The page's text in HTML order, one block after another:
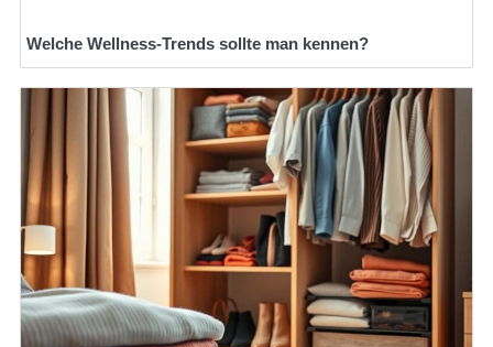
Welche Wellness-Trends sollte man kennen?